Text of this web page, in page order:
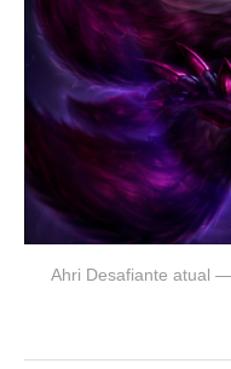
Ahri Desafiante atual